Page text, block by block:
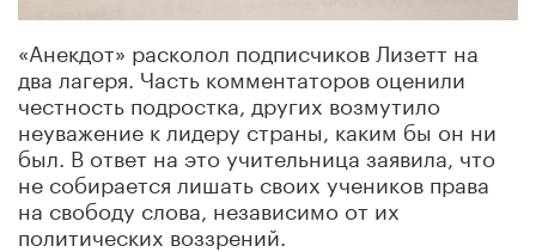
«Анекдот» расколол подписчиков Лизетт на
два лагеря. Часть комментаторов оценили
честность подростка, других возмутило
неуважение к лидеру страны, каким бы он ни
был. В ответ на это учительница заявила, что
не собирается лишать своих учеников права
на свободу слова, независимо от их
политических воззрений.